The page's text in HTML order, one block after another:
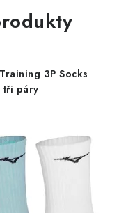
3P Socks
tři páry